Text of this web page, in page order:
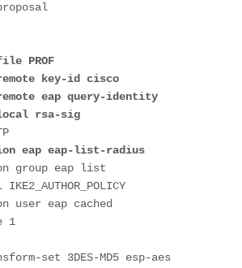
PROF
key-id cisco
eap query-identity
rsa-sig
eap eap-list-radius
group eap list
IKE2_AUTHOR_POLICY
user eap cached
1
set 3DES-MD5 esp-aes